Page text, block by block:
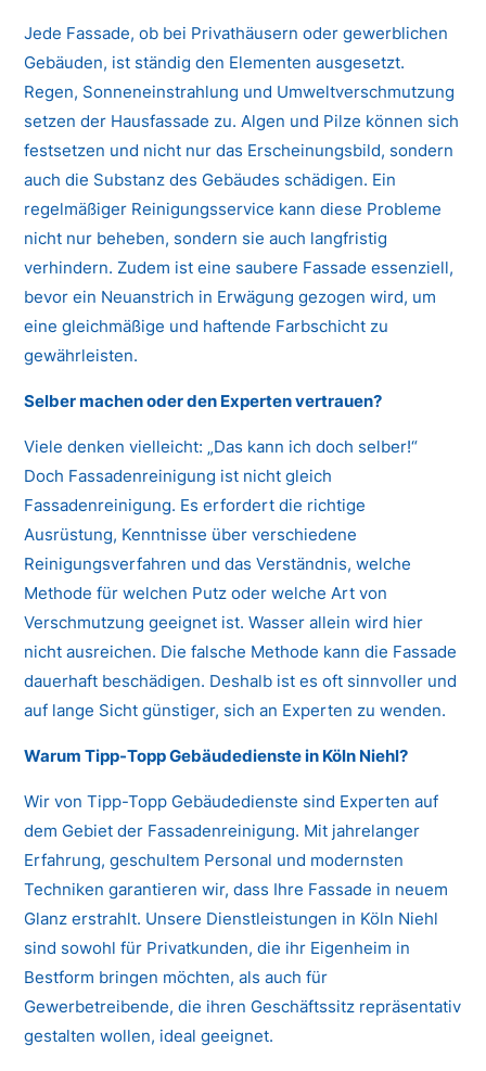
Jede Fassade, ob bei Privathäusern oder gewerblichen
Gebäuden, ist ständig den Elementen ausgesetzt.
Regen, Sonneneinstrahlung und Umweltverschmutzung
setzen der Hausfassade zu. Algen und Pilze können sich
festsetzen und nicht nur das Erscheinungsbild, sondern
auch die Substanz des Gebäudes schädigen. Ein
regelmäßiger Reinigungsservice kann diese Probleme
nicht nur beheben, sondern sie auch langfristig
verhindern. Zudem ist eine saubere Fassade essenziell,
bevor ein Neuanstrich in Erwägung gezogen wird, um
eine gleichmäßige und haftende Farbschicht zu
gewährleisten.
Selber machen oder den Experten vertrauen?
Viele denken vielleicht: „Das kann ich doch selber!“
Doch Fassadenreinigung ist nicht gleich
Fassadenreinigung. Es erfordert die richtige
Ausrüstung, Kenntnisse über verschiedene
Reinigungsverfahren und das Verständnis, welche
Methode für welchen Putz oder welche Art von
Verschmutzung geeignet ist. Wasser allein wird hier
nicht ausreichen. Die falsche Methode kann die Fassade
dauerhaft beschädigen. Deshalb ist es oft sinnvoller und
auf lange Sicht günstiger, sich an Experten zu wenden.
Warum Tipp-Topp Gebäudedienste in Köln Niehl?
Wir von Tipp-Topp Gebäudedienste sind Experten auf
dem Gebiet der Fassadenreinigung. Mit jahrelanger
Erfahrung, geschultem Personal und modernsten
Techniken garantieren wir, dass Ihre Fassade in neuem
Glanz erstrahlt. Unsere Dienstleistungen in Köln Niehl
sind sowohl für Privatkunden, die ihr Eigenheim in
Bestform bringen möchten, als auch für
Gewerbetreibende, die ihren Geschäftssitz repräsentativ
gestalten wollen, ideal geeignet.